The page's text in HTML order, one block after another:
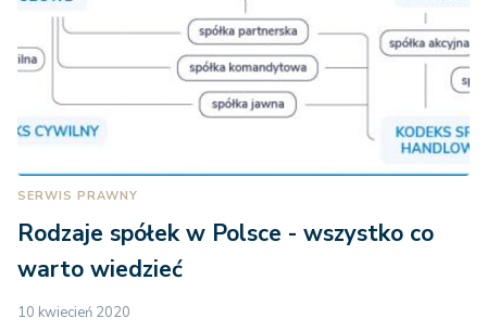
SERWIS PRAWNY
Rodzaje spółek w Polsce - wszystko co
warto wiedzieć
10 kwiecień 2020